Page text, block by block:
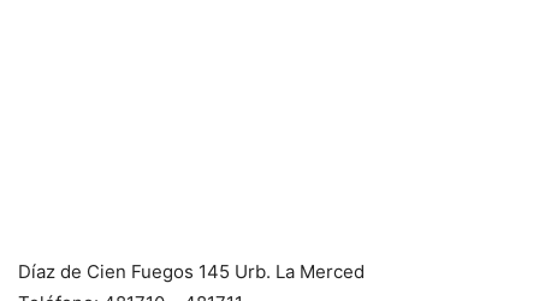
Díaz de Cien Fuegos 145 Urb. La Merced